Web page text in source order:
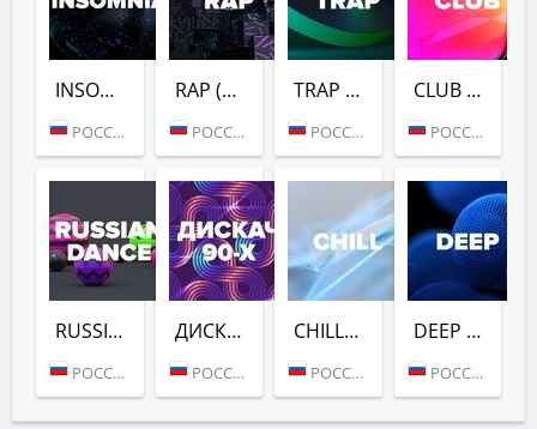
INSOMNIA (DFM)
РОССИЯ (МОСКВА)
RAP (DFM)
РОССИЯ (МОСКВА)
TRAP (DFM)
РОССИЯ (МОСКВА)
CLUB (DFM)
РОССИЯ (МОСКВА)
RUSSIAN DANCE (DFM)
РОССИЯ (МОСКВА)
ДИСКАЧ 90-Х (DFM)
РОССИЯ (МОСКВА)
CHILL (DFM)
РОССИЯ (МОСКВА)
DEEP (DFM)
РОССИЯ (МОСКВА)